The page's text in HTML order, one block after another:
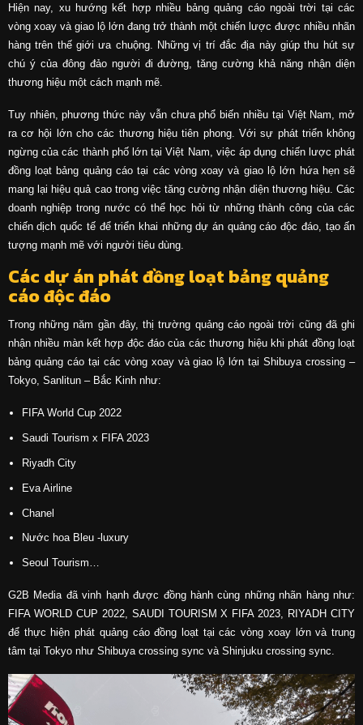
Hiện nay, xu hướng kết hợp nhiều bảng quảng cáo ngoài trời tại các
vòng xoay và giao lộ lớn đang trở thành một chiến lược được nhiều nhãn
hàng trên thế giới ưa chuộng. Những vị trí đắc địa này giúp thu hút sự
chú ý của đông đảo người đi đường, tăng cường khả năng nhận diện
thương hiệu một cách mạnh mẽ.
Tuy nhiên, phương thức này vẫn chưa phổ biến nhiều tại Việt Nam, mở
ra cơ hội lớn cho các thương hiệu tiên phong. Với sự phát triển không
ngừng của các thành phố lớn tại Việt Nam, việc áp dụng chiến lược phát
đồng loạt bảng quảng cáo tại các vòng xoay và giao lộ lớn hứa hẹn sẽ
mang lại hiệu quả cao trong việc tăng cường nhận diện thương hiệu. Các
doanh nghiệp trong nước có thể học hỏi từ những thành công của các
chiến dịch quốc tế để triển khai những dự án quảng cáo độc đáo, tạo ấn
tượng mạnh mẽ với người tiêu dùng.
Các dự án phát đồng loạt bảng quảng
cáo độc đáo
Trong những năm gần đây, thị trường quảng cáo ngoài trời cũng đã ghi
nhận nhiều màn kết hợp độc đáo của các thương hiệu khi phát đồng loạt
bảng quảng cáo tại các vòng xoay và giao lộ lớn tại Shibuya crossing –
Tokyo, Sanlitun – Bắc Kinh như:
FIFA World Cup 2022
Saudi Tourism x FIFA 2023
Riyadh City
Eva Airline
Chanel
Nước hoa Bleu -luxury
Seoul Tourism…
G2B Media đã vinh hạnh được đồng hành cùng những nhãn hàng như:
FIFA WORLD CUP 2022, SAUDI TOURISM X FIFA 2023, RIYADH CITY
để thực hiện phát quảng cáo đồng loạt tại các vòng xoay lớn và trung
tâm tại Tokyo như Shibuya crossing sync và Shinjuku crossing sync.